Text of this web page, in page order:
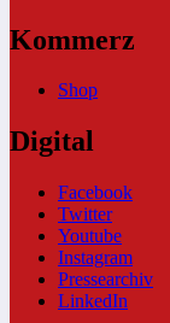
Kommerz
Shop
Digital
Facebook
Twitter
Youtube
Instagram
Pressearchiv
LinkedIn